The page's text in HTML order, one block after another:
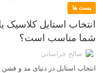
پست ها
انتخاب استایل کلاسیک
شما مناسب‌ است؟
صالح خراسانی
انتخاب استایل در دنیای مد و